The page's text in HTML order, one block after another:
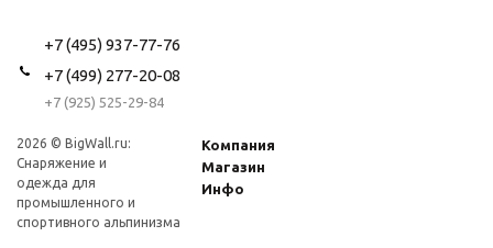
+7 (495) 937-77-76
+7 (499) 277-20-08
+7 (925) 525-29-84
2026 © BigWall.ru:
Снаряжение и
одежда для
промышленного и
спортивного альпинизма
Компания
Магазин
Инфо